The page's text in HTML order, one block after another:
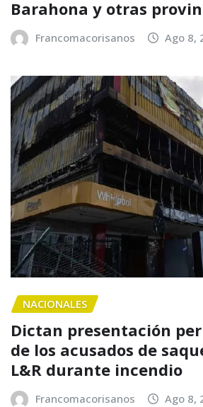
Barahona y otras
Francomacorisanos Ago 8,
NACIONALES
Dictan presentación
de los acusados de
L&R durante incendio
Francomacorisanos Ago 8,